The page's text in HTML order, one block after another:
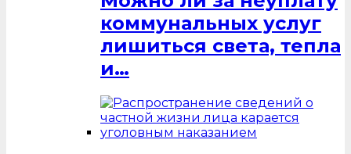
коммунальных услуг
лишиться света, тепла
и…